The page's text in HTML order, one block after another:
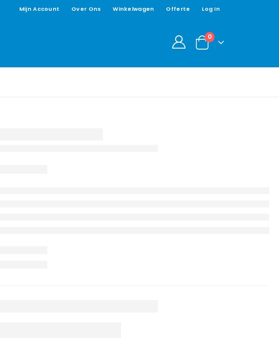
Mijn Account Over Ons Winkelwagen Offerte Log In
0